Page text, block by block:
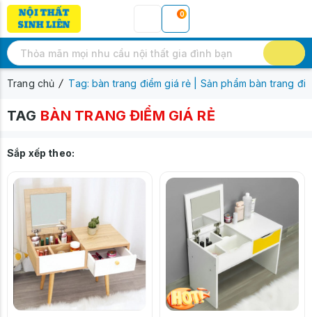
0
Trang chủ Tag: bàn trang điểm giá rẻ | Sản phẩm bàn trang
TAG BÀN TRANG ĐIỂM GIÁ RẺ
Sắp xếp theo: